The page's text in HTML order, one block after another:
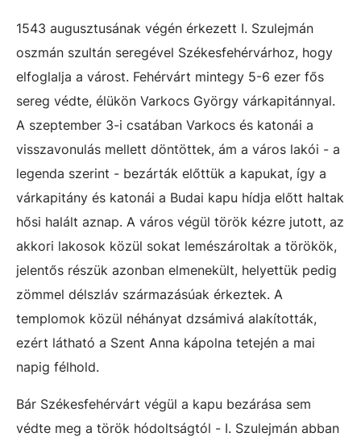
1543 augusztusának végén érkezett I. Szulejmán
oszmán szultán seregével Székesfehérvárhoz, hogy
elfoglalja a várost. Fehérvárt mintegy 5-6 ezer fős
sereg védte, élükön Varkocs György várkapitánnyal.
A szeptember 3-i csatában Varkocs és katonái a
visszavonulás mellett döntöttek, ám a város lakói - a
legenda szerint - bezárták előttük a kapukat, így a
várkapitány és katonái a Budai kapu hídja előtt haltak
hősi halált aznap. A város végül török kézre jutott, az
akkori lakosok közül sokat lemészároltak a törökök,
jelentős részük azonban elmenekült, helyettük pedig
zömmel délszláv származásúak érkeztek. A
templomok közül néhányat dzsámivá alakították,
ezért látható a Szent Anna kápolna tetején a mai
napig félhold.
Bár Székesfehérvárt végül a kapu bezárása sem
védte meg a török hódoltságtól - I. Szulejmán abban